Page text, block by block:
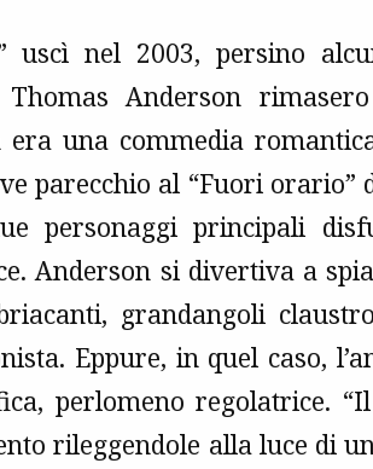
uscì nel 2003, persino
Anderson
una commedia
parecchio al “Fuori orario”
personaggi principali
Anderson si divertiva a
grandangoli
Eppure, in quel caso,
perlomeno regolatrice.
rileggendole alla luce di